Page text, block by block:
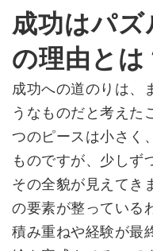
成功はパズ
の理由とは
成功への道のりは、
うなものだと考えた
つのピースは小さく
ものですが、少しず
その全貌が見えてき
の要素が整っている
積み重ねや経験が最